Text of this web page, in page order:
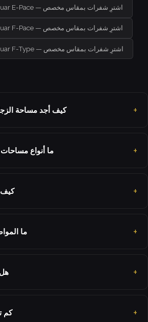
مساحات زجاج لسيارة Jaguar E-Pace — اشترِ شفرات بمقاس مخصص
مساحات زجاج لسيارة Jaguar F-Pace — اشترِ شفرات بمقاس مخصص
مساحات زجاج لسيارة Jaguar F-Type — اشترِ شفرات بمقاس مخصص
كيف أجد مساحة
ما أنواع مساحات
كيف
ما
كم